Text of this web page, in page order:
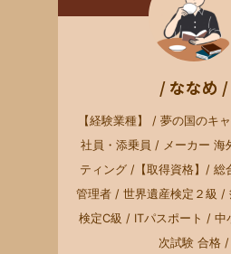
/ ななめ /
【経験業種】 / 夢の国のキ
社員・添乗員 / メーカー 海
ティング /【取得資格】/ 総
管理者 / 世界遺産検定２級 /
検定C級 / ITパスポート / 中
次試験 合格 /